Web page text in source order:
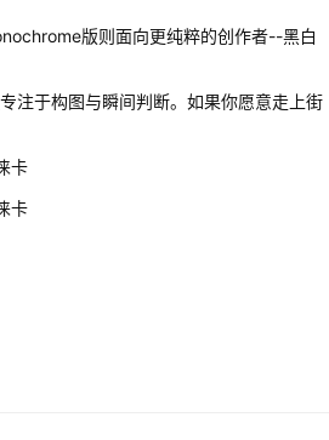
版则面向更纯粹的创作者--黑白
注于构图与瞬间判断。如果你愿意走上街